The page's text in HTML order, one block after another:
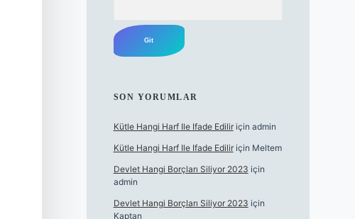
SON YORUMLAR
Kütle Hangi Harf Ile Ifade Ediliriçin admin
Kütle Hangi Harf Ile Ifade Ediliriçin Meltem
Devlet Hangi Borçları Siliyor 2023 için
admin
Devlet Hangi Borçları Siliyor 2023 için
Kaptan